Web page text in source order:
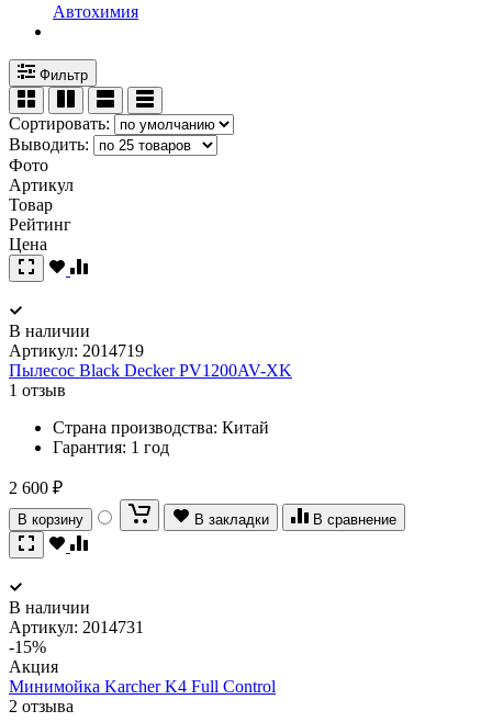
Автохимия
Фильтр
Сортировать:
Выводить:
Фото
Артикул
Товар
Рейтинг
Цена
В наличии
Артикул: 2014719
Пылесос Black Decker PV1200AV-XK
1 отзыв
Страна производства: Китай
Гарантия: 1 год
2 600 ₽
В корзину В закладки В сравнение
В наличии
Артикул: 2014731
-15%
Акция
Минимойка Karcher K4 Full Control
2 отзыва